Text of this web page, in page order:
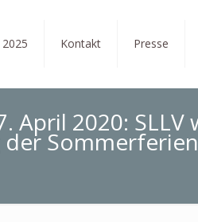
Kontakt Presse
April 2020:
Sommerferien